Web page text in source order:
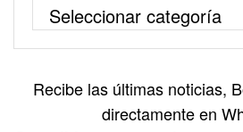
Recibe las últimas noticias,
directamente en